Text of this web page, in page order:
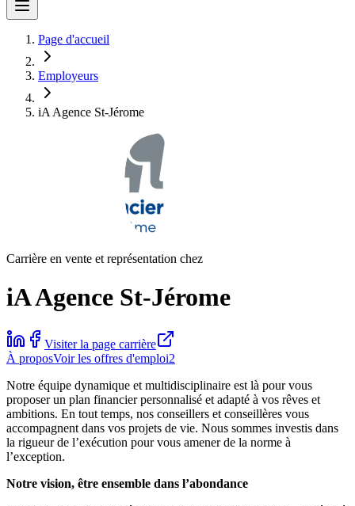
Page d'accueil
Employeurs
iA Agence St-Jérome
Carrière en vente et représentation chez
iA Agence St-Jérome
Visiter la page carrière
À proposVoir les offres d'emploi2
Notre équipe dynamique et multidisciplinaire est là pour vous
proposer un plan financier personnalisé et adapté à vos rêves et
ambitions. En tout temps, nos conseillers et conseillères vous
accompagnent dans vos projets de vie. Nous sommes investis dans
la rigueur de l’exécution pour vous amener de la norme à
l’exception.
Notre vision, être ensemble dans l’abondance